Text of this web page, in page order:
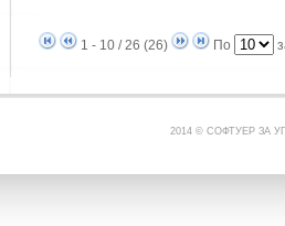
1 - 10 / 26 (26) По
2014 © СОФТУЕР ЗА